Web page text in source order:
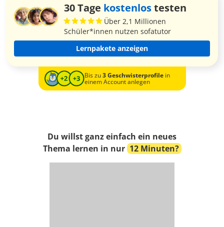
30 Tage kostenlostesten
Über 2,1 Millionen
Schüler*innen nutzen sofatutor
Lernpakete anzeigen
Bis zu3 Geschwisterprofilein
einem Account anlegen
Du willst ganz einfach ein neues
Thema lernen in nur 12 Minuten?